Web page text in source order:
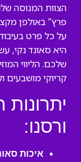
הצוות המנוסה
פרץ” באולפן
על כל פרט
היא סאונד נקי,
שלכם. הליווי
קריוקי מושבעים
יתרונות
ורסנו:
איכות